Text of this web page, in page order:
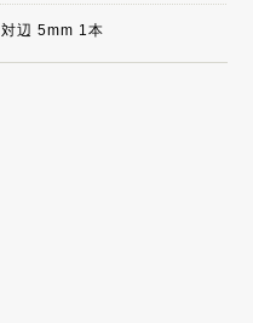
対辺 5mm 1本